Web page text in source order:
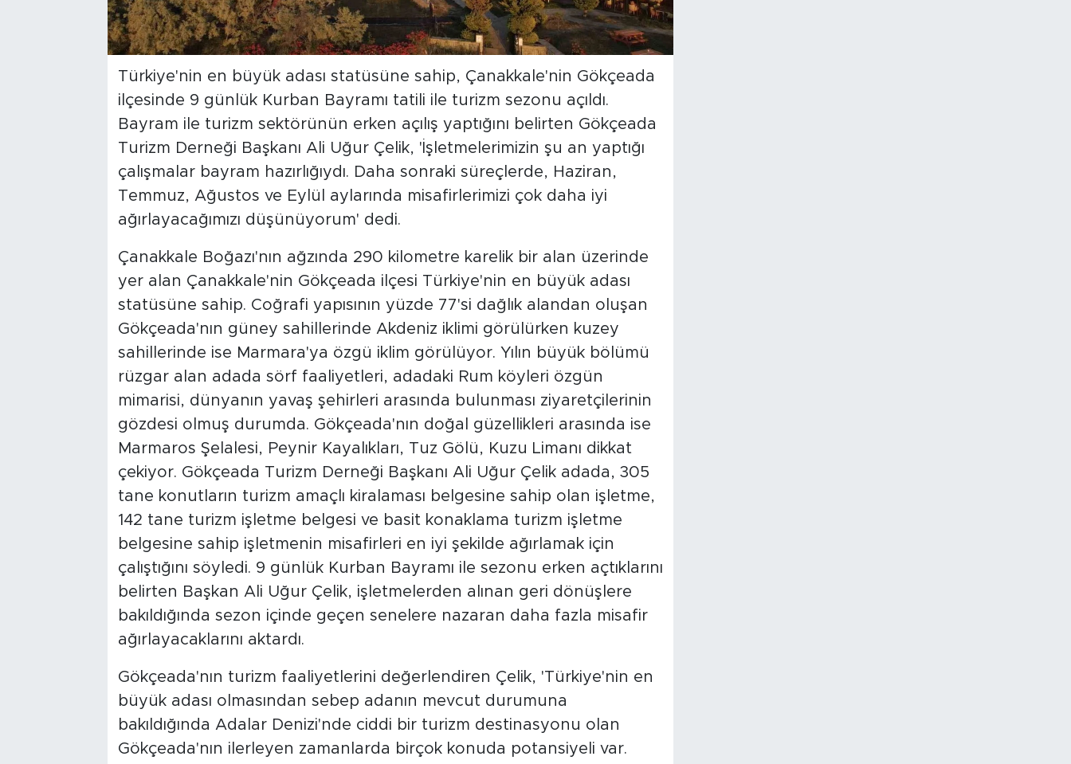
Türkiye'nin en büyük adası statüsüne sahip, Çanakkale'nin Gökçeada
ilçesinde 9 günlük Kurban Bayramı tatili ile turizm sezonu açıldı.
Bayram ile turizm sektörünün erken açılış yaptığını belirten Gökçeada
Turizm Derneği Başkanı Ali Uğur Çelik, 'İşletmelerimizin şu an yaptığı
çalışmalar bayram hazırlığıydı. Daha sonraki süreçlerde, Haziran,
Temmuz, Ağustos ve Eylül aylarında misafirlerimizi çok daha iyi
ağırlayacağımızı düşünüyorum' dedi.
Çanakkale Boğazı'nın ağzında 290 kilometre karelik bir alan üzerinde
yer alan Çanakkale'nin Gökçeada ilçesi Türkiye'nin en büyük adası
statüsüne sahip. Coğrafi yapısının yüzde 77'si dağlık alandan oluşan
Gökçeada'nın güney sahillerinde Akdeniz iklimi görülürken kuzey
sahillerinde ise Marmara'ya özgü iklim görülüyor. Yılın büyük bölümü
rüzgar alan adada sörf faaliyetleri, adadaki Rum köyleri özgün
mimarisi, dünyanın yavaş şehirleri arasında bulunması ziyaretçilerinin
gözdesi olmuş durumda. Gökçeada'nın doğal güzellikleri arasında ise
Marmaros Şelalesi, Peynir Kayalıkları, Tuz Gölü, Kuzu Limanı dikkat
çekiyor. Gökçeada Turizm Derneği Başkanı Ali Uğur Çelik adada, 305
tane konutların turizm amaçlı kiralaması belgesine sahip olan işletme,
142 tane turizm işletme belgesi ve basit konaklama turizm işletme
belgesine sahip işletmenin misafirleri en iyi şekilde ağırlamak için
çalıştığını söyledi. 9 günlük Kurban Bayramı ile sezonu erken açtıklarını
belirten Başkan Ali Uğur Çelik, işletmelerden alınan geri dönüşlere
bakıldığında sezon içinde geçen senelere nazaran daha fazla misafir
ağırlayacaklarını aktardı.
Gökçeada'nın turizm faaliyetlerini değerlendiren Çelik, 'Türkiye'nin en
büyük adası olmasından sebep adanın mevcut durumuna
bakıldığında Adalar Denizi'nde ciddi bir turizm destinasyonu olan
Gökçeada'nın ilerleyen zamanlarda birçok konuda potansiyeli var.